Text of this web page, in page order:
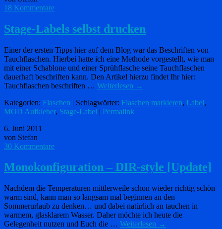
18 Kommentare
Stage-Labels selbst drucken
Einer der ersten Tipps hier auf dem Blog war das Beschriften von
Tauchflaschen. Hierbei hatte ich eine Methode vorgestellt, wie man
mit einer Schablone und einer Sprühflasche seine Tauchflaschen
dauerhaft beschriften kann. Den Artikel hierzu findet Ihr hier:
Tauchflaschen beschriften … Weiterlesen →
Kategorien: Flaschen | Schlagwörter: Flaschen markieren, Label,
MOD Aufkleber, Stage-Label | Permalink
6. Juni 2011
von Stefan
30 Kommentare
Monokonfiguration – DIR-style [Update]
Nachdem die Temperaturen mittlerweile schon wieder richtig schön
warm sind, kann man so langsam mal beginnen an den
Sommerurlaub zu denken… und dabei natürlich an tauchen in
warmem, glasklarem Wasser. Daher möchte ich heute die
Gelegenheit nutzen und Euch die … Weiterlesen →